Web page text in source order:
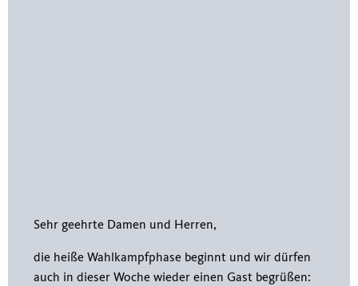
Sehr geehrte Damen und Herren,
die heiße Wahlkampfphase beginnt und wir dürfen
auch in dieser Woche wieder einen Gast begrüßen: